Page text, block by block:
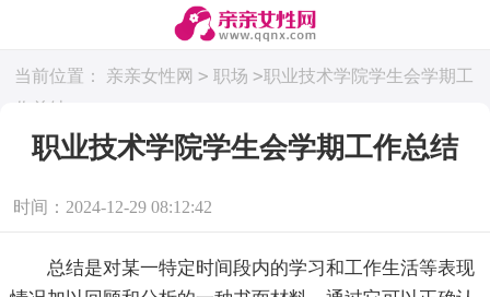
当前位置： 亲亲女性网 > 职场 >职业技术学院学生会学期工
作总结
职业技术学院学生会学期工作总结
时间：2024-12-29 08:12:42
总结是对某一特定时间段内的学习和工作生活等表现